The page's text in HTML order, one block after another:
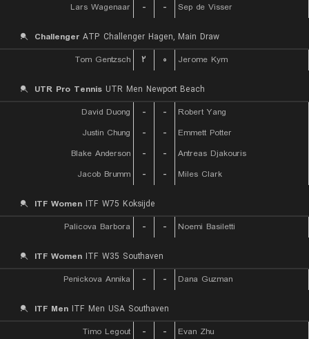
Lars Wagenaar
- - Sep de Visser
Challenger ATP Challenger Hagen, Main Draw
Tom Gentzsch
۲ ۰ Jerome Kym
UTR Pro Tennis UTR Men Newport Beach
David Duong
- -
Robert Yang
Justin Chung
- -
Emmett Potter
Blake Anderson
- -
Antreas Djakouris
Jacob Brumm
- - Miles Clark
ITF Women ITF W75 Koksijde
Palicova Barbora
- - Noemi Basiletti
ITF Women ITF W35 Southaven
Penickova Annika
- - Dana Guzman
ITF Men ITF Men USA Southaven
Timo Legout
- - Evan Zhu